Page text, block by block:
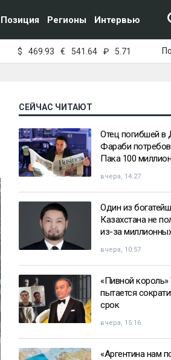
Позиция Регионы Интервью
$ 469.93 € 541.64 ₽ 5.71
СЕЙЧАС ЧИТАЮТ
Отец погибшей в
Фараби
Пака 100
вчера, 14:27
Один из
Казахстана не
из-за
вчера, 10:57
«Пивной
пытается
срок
вчера, 15:16
«Аргентина нам